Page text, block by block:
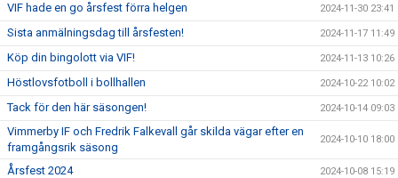
VIF hade en go årsfest förra helgen 2024-11-30 23:41
Sista anmälningsdag till årsfesten! 2024-11-17 11:49
Köp din bingolott via VIF! 2024-11-13 10:26
Höstlovsfotboll i bollhallen 2024-10-22 10:02
Tack för den här säsongen! 2024-10-14 09:03
Vimmerby IF och Fredrik Falkevall går skilda vägar efter en
framgångsrik säsong
2024-10-10 18:00
Årsfest 2024 2024-10-08 15:19